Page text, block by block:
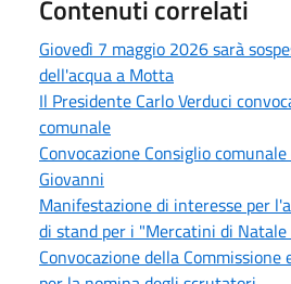
Contenuti correlati
Giovedì 7 maggio 2026 sarà
dell'acqua a Motta
Il Presidente Carlo Verduci
comunale
Convocazione Consiglio
Giovanni
Manifestazione di interesse per
di stand per i "Mercatini di
Convocazione della